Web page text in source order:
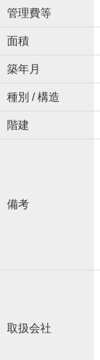
管理費等
面積
築年月
種別 / 構造
階建
備考
取扱会社